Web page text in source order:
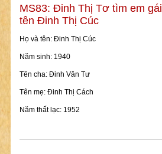
MS83: Đinh Thị Tơ tìm em gái
tên Đinh Thị Cúc
Họ và tên: Đinh Thị Cúc
Năm sinh: 1940
Tên cha: Đinh Văn Tư
Tên mẹ: Đinh Thị Cách
Năm thất lạc: 1952